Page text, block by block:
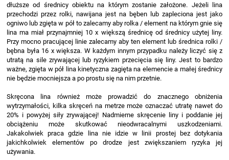
dłuższe od średnicy obiektu na którym zostanie założone. Jeżeli lina
przechodzi przez rolki, nawijana jest na bęben lub zapleciona jest jako
ogniwo lub zgięta w pół to zalecamy aby rolka / element na którym gnie się
lina ma miał przynajmniej 10 x większą średnicę od średnicy użytej liny.
Przy mocno pracującej linie zalecamy aby ten element lub średnica rolki /
bębna była 16 x większa. W każdym innym przypadku należy liczyć się z
utratą na sile zrywającej lub ryzykiem przecięcia się liny. Jest to bardzo
ważne, zgięta w pół lina kinetyczna zagięta na elemencie a małej średnicy
nie będzie mocniejsza a po prostu się na nim przetnie.
Skręcona lina również może prowadzić do znacznego obniżenia
wytrzymałości, kilka skręceń na metrze może oznaczać utratę nawet do
20% i powyżej siły zrywającej! Nadmierne skręcenie liny i poddanie jej
obciążeniu może skutkować nieodwracalnymi uszkodzeniami.
Jakakolwiek praca gdzie lina nie idzie w linii prostej bez dotykania
jakichkolwiek elementów po drodze jest zwiększaniem ryzyka jej
używania.